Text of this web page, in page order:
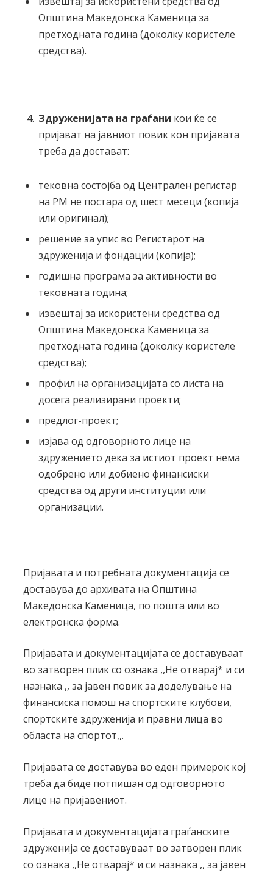
Општина Македонска Каменица за
претходната година (доколку користеле
средства).
Здруженијата на граѓани кои ќе се
пријават на јавниот повик кон пријавата
треба да достават:
тековна состојба од Централен регистар
на РМ не постара од шест месеци (копија
или оригинал);
решение за упис во Регистарот на
здруженија и фондации (копија);
годишна програма за активности во
тековната година;
извештај за искористени средства од
Општина Македонска Каменица за
претходната година (доколку користеле
средства);
профил на организацијата со листа на
досега реализирани проекти;
предлог-проект;
изјавa од одговорното лице на
здружението дека за истиот проект нема
одобрено или добиено финансиски
средства од други институции или
организации.
Пријавата и потребната документација се
доставува до архивата на Општина
Македонска Каменица, по пошта или во
електронска форма.
Пријавата и документацијата се доставуваат
во затворен плик со ознака ,,Не отварај* и си
назнака ,, за јавен повик за доделување на
финансиска помош на спортските клубови,
спортските здруженија и правни лица во
областа на спортот,,.
Пријавата се доставува во еден примерок кој
треба да биде потпишан од одговорното
лице на пријавениот.
Пријавата и документацијата граѓанските
здруженија се доставуваат во затворен плик
со ознака ,,Не отварај* и си назнака ,, за јавен